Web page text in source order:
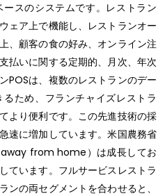
スのシステムです。レストラン
ェア上で機能し、レストランオー
、顧客の食の好み、オンライン注
払いに関する定期的、月次、年次
POSは、複数のレストランのデー
ため、フランチャイズレストラ
より便利です。この先進技術の採
速に増加しています。米国農務省
away from home）は成長してお
ています。フルサービスレストラ
ンの両セグメントを合わせると、